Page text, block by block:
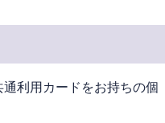
利用カードをお持ちの個